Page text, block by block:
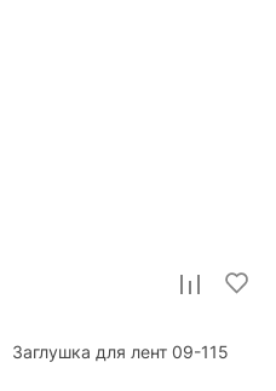
Заглушка для лент 09-115